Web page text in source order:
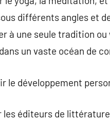
différents angles et
à une seule tradition
un vaste océan de
le développement
les éditeurs de